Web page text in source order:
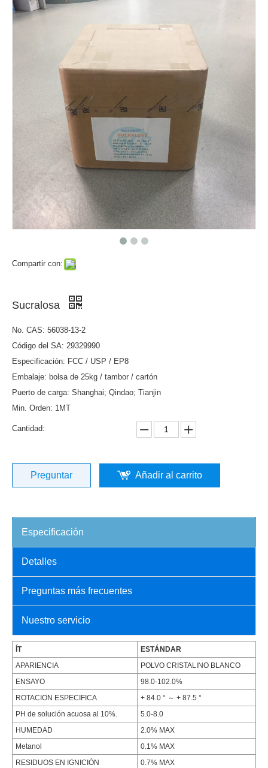
Compartir con:
Sucralosa
No. CAS: 56038-13-2
Código del SA: 29329990
Especificación: FCC / USP / EP8
Embalaje: bolsa de 25kg / tambor / cartón
Puerto de carga: Shanghai; Qindao; Tianjin
Min. Orden: 1MT
Cantidad:
Preguntar Añadir al carrito
Especificación
Detalles
Preguntas más frecuentes
Nuestro servicio
ÍT
ESTÁNDAR
APARIENCIA
POLVO CRISTALINO BLANCO
ENSAYO
98.0-102.0%
ROTACION ESPECIFICA
+ 84.0 ° ～ + 87.5 °
PH de solución acuosa al 10%.
5.0-8.0
HUMEDAD
2.0% MAX
Metanol
0.1% MAX
RESIDUOS EN IGNICIÓN
0.7% MAX